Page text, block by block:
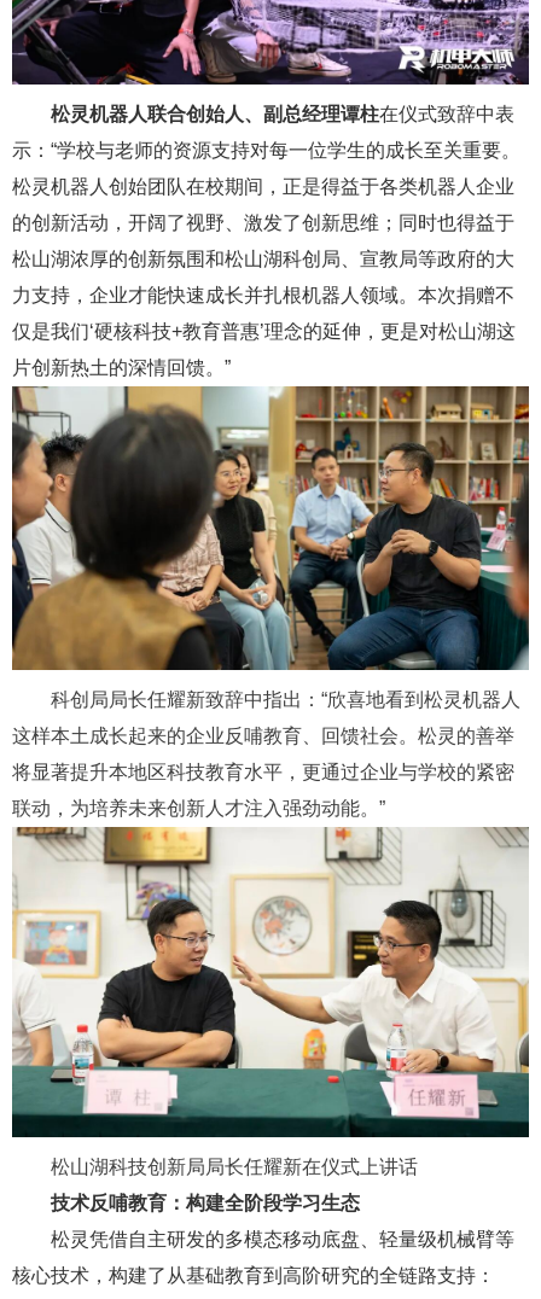
松灵机器人联合创始人、副总经理谭柱在仪式致辞中表
示：“学校与老师的资源支持对每一位学生的成长至关重要。
松灵机器人创始团队在校期间，正是得益于各类机器人企业
的创新活动，开阔了视野、激发了创新思维；同时也得益于
松山湖浓厚的创新氛围和松山湖科创局、宣教局等政府的大
力支持，企业才能快速成长并扎根机器人领域。本次捐赠不
仅是我们‘硬核科技+教育普惠’理念的延伸，更是对松山湖这
片创新热土的深情回馈。”
科创局局长任耀新致辞中指出：“欣喜地看到松灵机器人
这样本土成长起来的企业反哺教育、回馈社会。松灵的善举
将显著提升本地区科技教育水平，更通过企业与学校的紧密
联动，为培养未来创新人才注入强劲动能。”
松山湖科技创新局局长任耀新在仪式上讲话
技术反哺教育：构建全阶段学习生态
松灵凭借自主研发的多模态移动底盘、轻量级机械臂等
核心技术，构建了从基础教育到高阶研究的全链路支持：